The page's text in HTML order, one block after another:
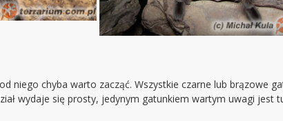
niego chyba warto zacząć. Wszystkie czarne lub brązowe
wydaje się prosty, jedynym gatunkiem wartym uwagi jest